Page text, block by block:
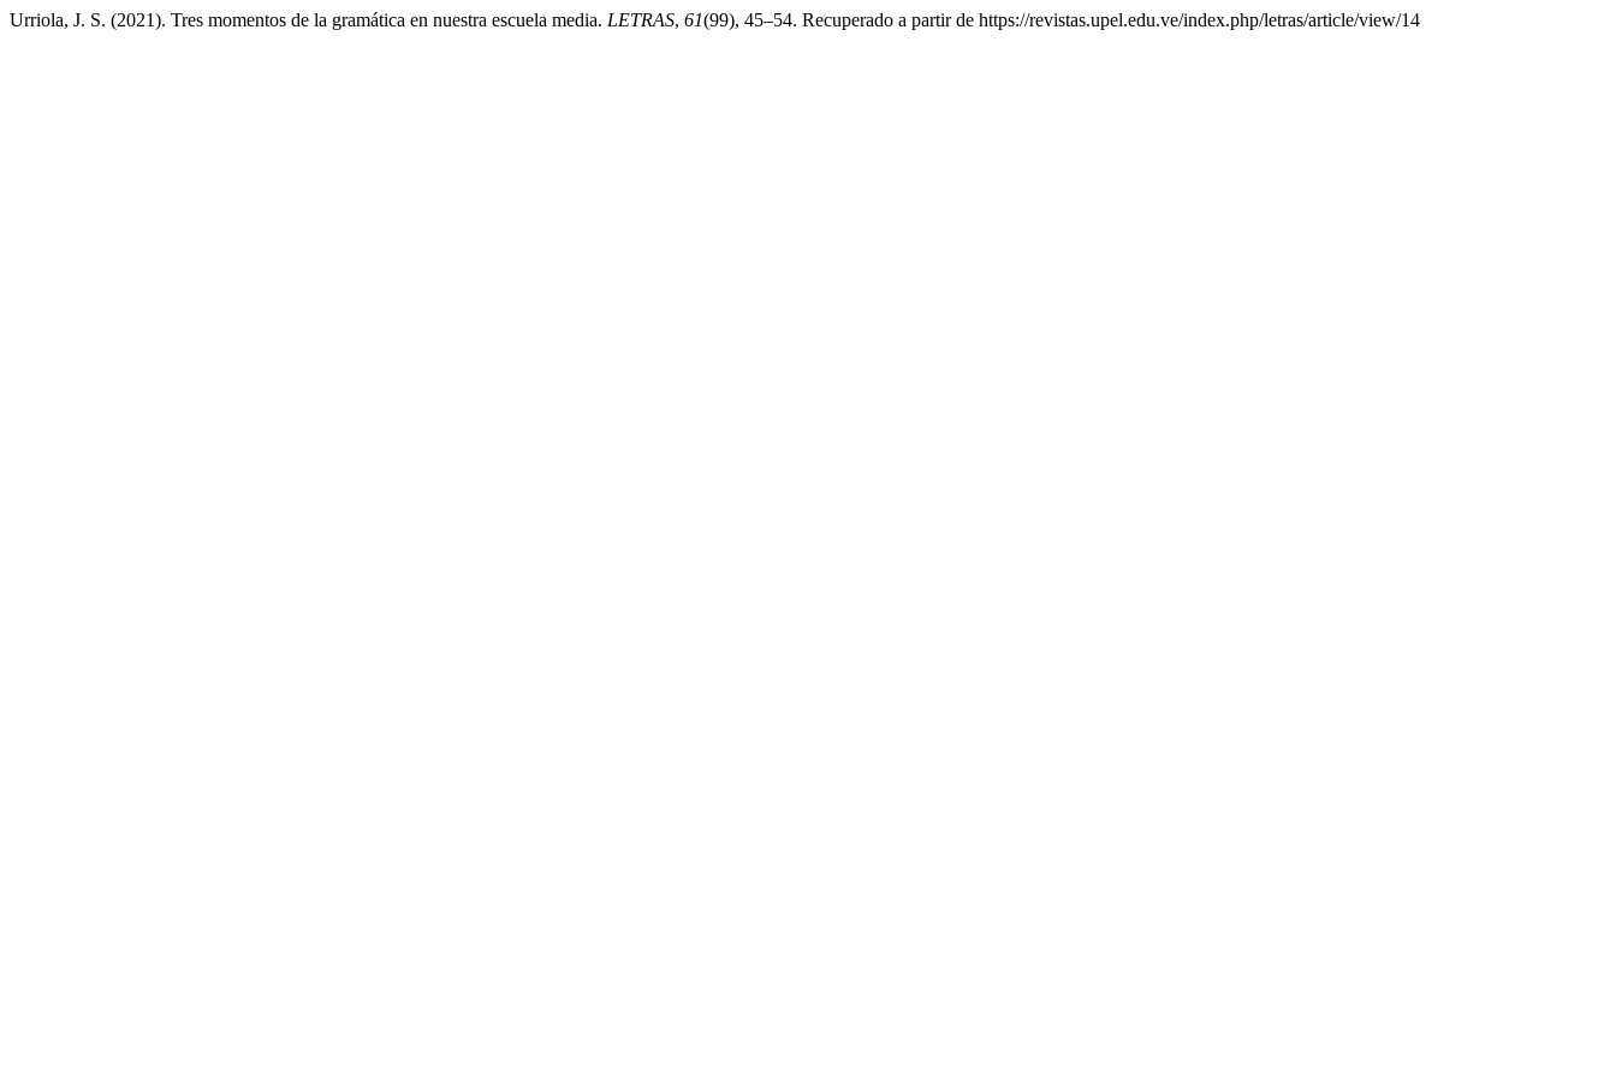
Urriola, J. S. (2021). Tres momentos de la gramática en nuestra escuela media. LETRAS, 61(99), 45–54. Recuperado a partir de https://revistas.upel.edu.ve/index.php/letras/article/view/14